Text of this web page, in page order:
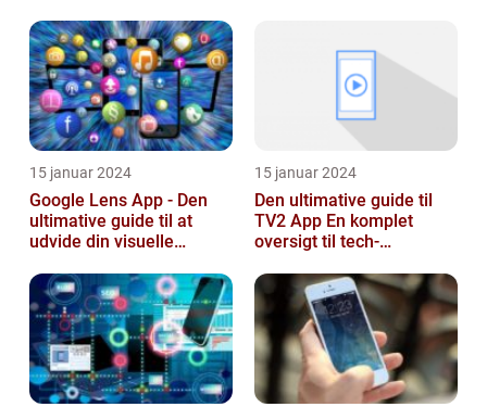
15 januar 2024
Google Lens App - Den
ultimative guide til at
udvide din visuelle
15 januar 2024
Den ultimative guide til
TV2 App En komplet
oversigt til tech-